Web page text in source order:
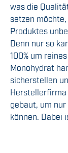
was die
setzen
Produktes
Denn nur so
100% um
Monohydrat
sicherstellen
Herstellerfirma
gebaut, um
können. Dabei